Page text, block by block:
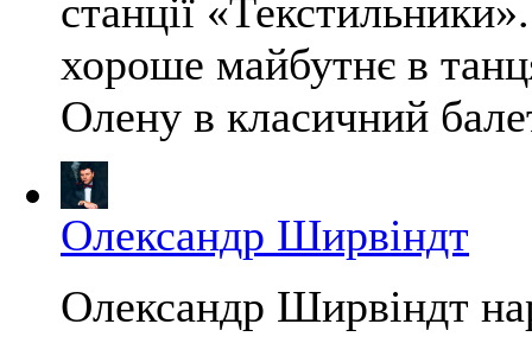
станції
хороше майбутнє в
Олену в класичний
Олександр Ширвіндт
Олександр Ширвіндт